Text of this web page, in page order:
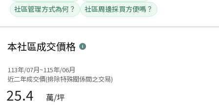
社區管理方式為何？
社區周邊採買方便嗎？
本社區成交價格
113年/07月~115年/06月
近二年成交價(排除特殊關係間之交易)
25.4 萬/坪